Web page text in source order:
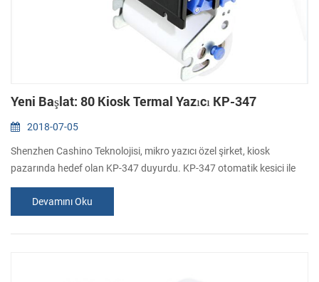
Yeni Başlat: 80 Kiosk Termal Yazıcı KP-347
2018-07-05
Shenzhen Cashino Teknolojisi, mikro yazıcı özel şirket, kiosk
pazarında hedef olan KP-347 duyurdu. KP-347 otomatik kesici ile
80 direcet termal kiosk fiş yazıcıdır. Kiosk makineleri farklı uzay istek
olarak yerleştirilmiş olabilir sparated kağıt rulosu tutucu
bulunmaktadır. Feathures: 1. (203dpi: 8 nokta/mm)yüksek
çözünürlük 2. Seri(RS 232 veya TTL), USB 3. Otomatik kesme 4.
Devamını Oku